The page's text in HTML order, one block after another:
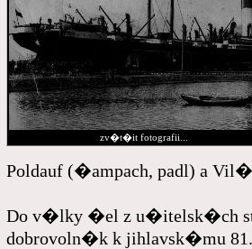
zv�t�it fotografii...
Poldauf (�ampach, padl) a
Do v�lky �el z u�itelsk�ch
dobrovoln�k k jihlavsk�mu